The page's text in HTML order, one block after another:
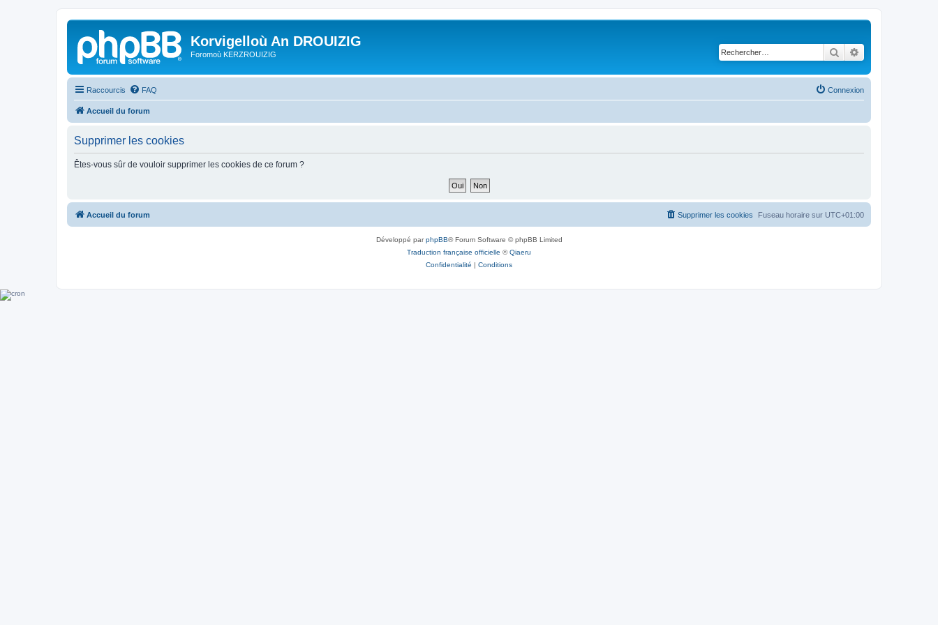
Korvigelloù An DROUIZIG
Foromoù KERZROUIZIG Rechercher
Raccourcis FAQ Connexion
Accueil du forum
Supprimer les cookies
Êtes-vous sûr de vouloir supprimer les cookies de ce forum ?
Accueil du forum Fuseau horaire sur UTC+01:00
Supprimer les cookies
Développé parphpBB® Forum Software © phpBB Limited
Traduction française officielle ©Qiaeru
Confidentialité | Conditions